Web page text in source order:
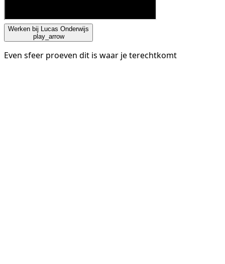
Werken bij Lucas Onderwijs
play_arrow
Even sfeer proeven dit is waar je terechtkomt